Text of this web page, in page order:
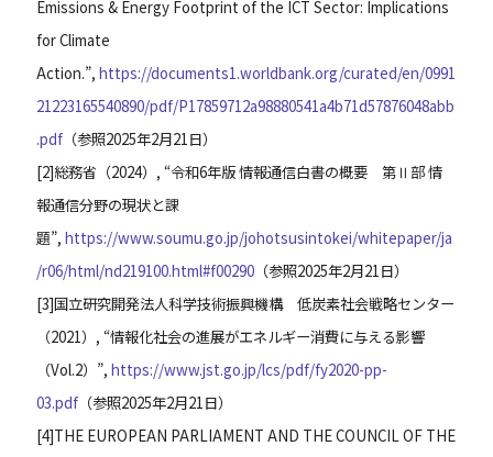
Emissions & Energy Footprint of the ICT Sector: Implications
for Climate
Action.”,https://documents1.worldbank.org/curated/en/0991
21223165540890/pdf/P17859712a98880541a4b71d57876048abb
.pdf （参照2025年2月21日）
[2]総務省（2024）, “令和6年版 情報通信白書の概要 第Ⅱ部 情
報通信分野の現状と課
題”,https://www.soumu.go.jp/johotsusintokei/whitepaper/ja
/r06/html/nd219100.html#f00290 （参照2025年2月21日）
[3]国立研究開発法人科学技術振興機構 低炭素社会戦略センター
（2021）, “情報化社会の進展がエネルギー消費に与える影響
（Vol.2）”,https://www.jst.go.jp/lcs/pdf/fy2020-pp-
03.pdf （参照2025年2月21日）
[4]THE EUROPEAN PARLIAMENT AND THE COUNCIL OF THE